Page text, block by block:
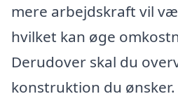
mere arbejdskraft vil
hvilket kan øge
Derudover skal du
konstruktion du ønsker.